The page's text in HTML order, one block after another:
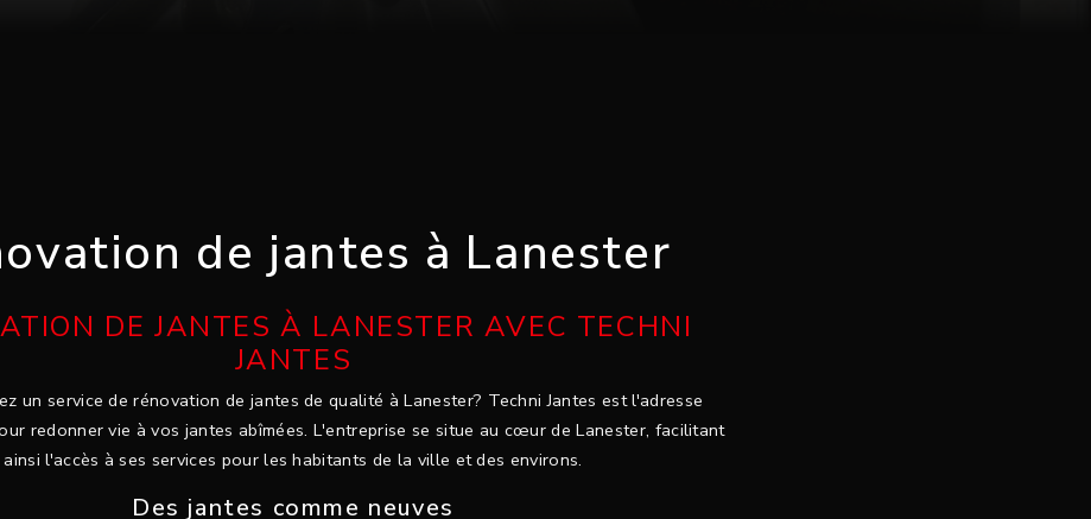
de jantes à Lanester
DE JANTES À LANESTER AVEC TECHNI
JANTES
un service de rénovation de jantes de qualité à Lanester? Techni Jantes est l'adresse
redonner vie à vos jantes abîmées. L'entreprise se situe au cœur de Lanester, facilitant
ainsi l'accès à ses services pour les habitants de la ville et des environs.
Des jantes comme neuves